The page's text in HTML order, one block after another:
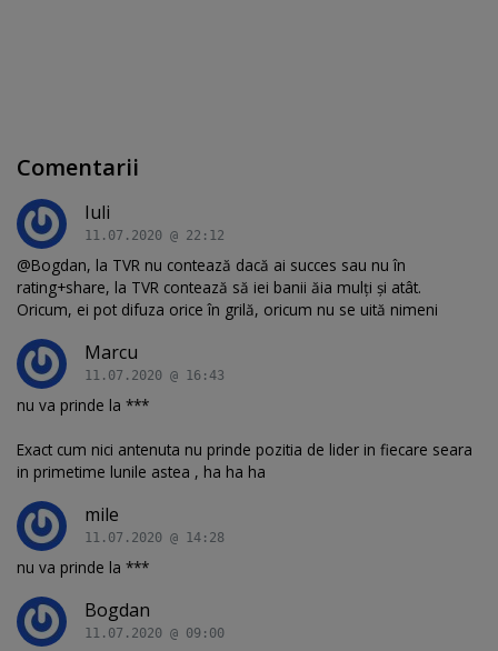
Comentarii
Iuli
11.07.2020 @ 22:12
@Bogdan, la TVR nu contează dacă ai succes sau nu în
rating+share, la TVR contează să iei banii ăia mulți și atât.
Oricum, ei pot difuza orice în grilă, oricum nu se uită nimeni
Marcu
11.07.2020 @ 16:43
nu va prinde la ***
Exact cum nici antenuta nu prinde pozitia de lider in fiecare seara
in primetime lunile astea , ha ha ha
mile
11.07.2020 @ 14:28
nu va prinde la ***
Bogdan
11.07.2020 @ 09:00